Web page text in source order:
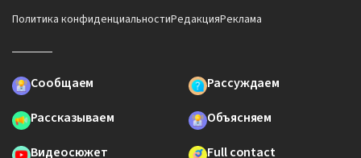
Политика конфиденциальностиРедакцияРеклама
Сообщаем
Рассуждаем
Рассказываем
Объясняем
Видеосюжет
Full contact